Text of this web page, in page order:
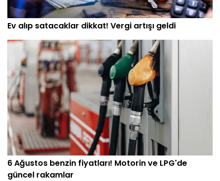
Ev alıp satacaklar dikkat! Vergi artışı geldi
6 Ağustos benzin fiyatları! Motorin ve LPG'de
güncel rakamlar